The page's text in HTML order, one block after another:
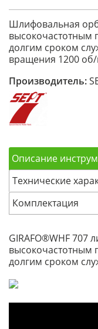
Шлифовальная
долгим сроком
вращения 1200 об/
Производитель:
Описание
Технические
Комплектация
GIRAFO®WHF 707
долгим сроком